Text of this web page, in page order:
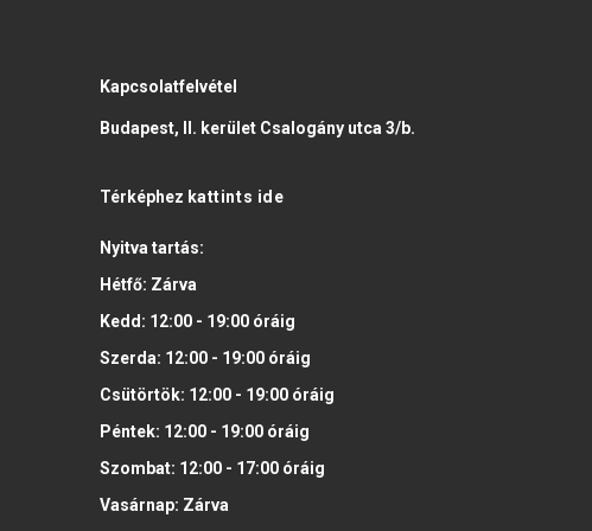
Kapcsolatfelvétel
Budapest, II. kerület Csalogány utca 3/b.
Térképhez kattints ide
Nyitva tartás:
Hétfő: Zárva
Kedd: 12:00 - 19:00óráig
Szerda: 12:00 - 19:00óráig
Csütörtök: 12:00 - 19:00óráig
Péntek: 12:00 - 19:00óráig
Szombat: 12:00 - 17:00óráig
Vasárnap: Zárva